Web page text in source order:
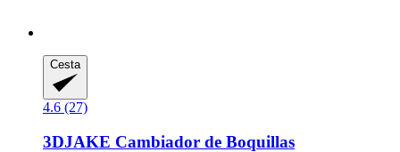
Cesta
4.6 (27)
3DJAKE Cambiador de Boquillas